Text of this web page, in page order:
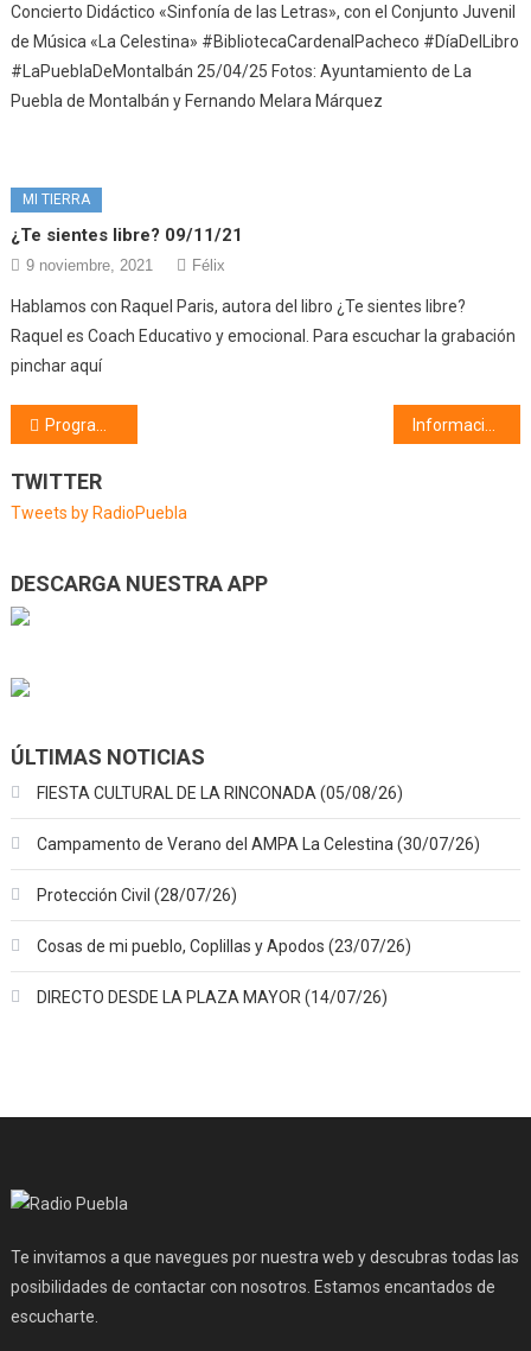
Concierto Didáctico «Sinfonía de las Letras», con el Conjunto Juvenil
de Música «La Celestina» #BibliotecaCardenalPacheco #DíaDelLibro
#LaPueblaDeMontalbán 25/04/25 Fotos: Ayuntamiento de La
Puebla de Montalbán y Fernando Melara Márquez
MI TIERRA
¿Te sientes libre? 09/11/21
9 noviembre, 2021 Félix
Hablamos con Raquel Paris, autora del libro ¿Te sientes libre?
Raquel es Coach Educativo y emocional. Para escuchar la grabación
pinchar aquí
Navegación
de
entradas
Programa especial con motivo del Día Mundial de Concienciación sobre el Autismo (02/04/25)
TWITTER
Tweets by RadioPuebla
DESCARGA NUESTRA APP
ÚLTIMAS NOTICIAS
FIESTA CULTURAL DE LA RINCONADA (05/08/26)
Campamento de Verano del AMPA La Celestina (30/07/26)
Protección Civil (28/07/26)
Cosas de mi pueblo, Coplillas y Apodos (23/07/26)
DIRECTO DESDE LA PLAZA MAYOR (14/07/26)
Te invitamos a que navegues por nuestra web y descubras todas las
posibilidades de contactar con nosotros. Estamos encantados de
escucharte.